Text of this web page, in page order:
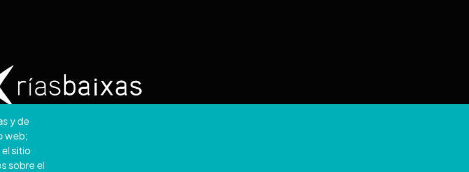
y de
web;
sitio
sobre el
de Pontevedra.
Protección de datos